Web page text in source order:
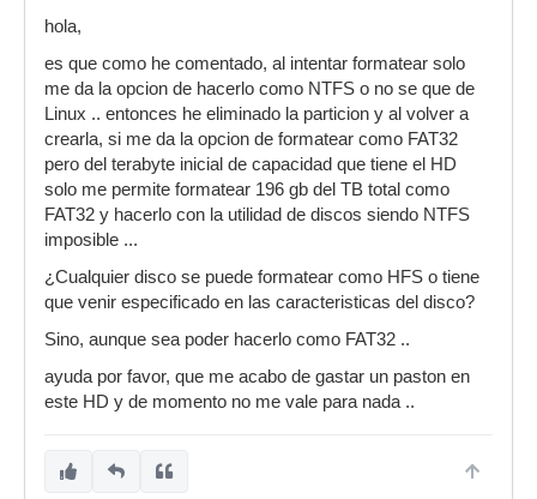
hola,
es que como he comentado, al intentar formatear solo
me da la opcion de hacerlo como NTFS o no se que de
Linux .. entonces he eliminado la particion y al volver a
crearla, si me da la opcion de formatear como FAT32
pero del terabyte inicial de capacidad que tiene el HD
solo me permite formatear 196 gb del TB total como
FAT32 y hacerlo con la utilidad de discos siendo NTFS
imposible ...
¿Cualquier disco se puede formatear como HFS o tiene
que venir especificado en las caracteristicas del disco?
Sino, aunque sea poder hacerlo como FAT32 ..
ayuda por favor, que me acabo de gastar un paston en
este HD y de momento no me vale para nada ..